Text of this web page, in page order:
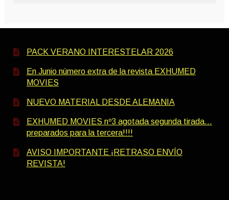
PACK VERANO INTERESTELAR 2026
En Junio número extra de la revista EXHUMED
MOVIES
NUEVO MATERIAL DESDE ALEMANIA
EXHUMED MOVIES nº3 agotada segunda tirada…
preparados para la tercera!!!!
AVISO IMPORTANTE ¡RETRASO ENVÍO
REVISTA!